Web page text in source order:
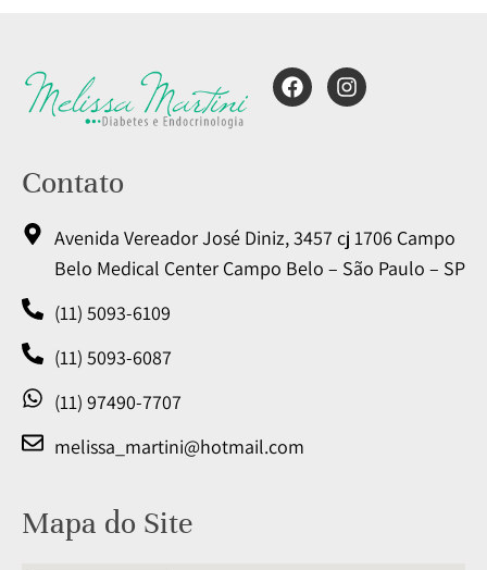
Contato
Avenida Vereador José Diniz, 3457 cj 1706 Campo
Belo Medical Center Campo Belo – São Paulo – SP
(11) 5093-6109
(11) 5093-6087
(11) 97490-7707
melissa_martini@hotmail.com
Mapa do Site